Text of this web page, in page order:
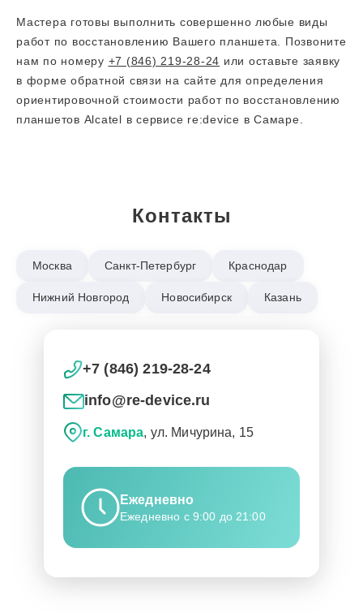
Мастера готовы выполнить совершенно любые виды
работ по восстановлению Вашего планшета. Позвоните
нам по номеру +7 (846) 219-28-24 или оставьте заявку
в форме обратной связи на сайте для определения
ориентировочной стоимости работ по восстановлению
планшетов Alcatel в сервисе re:device в Самаре.
Контакты
Москва Санкт-Петербург Краснодар
Нижний Новгород Новосибирск Казань
+7 (846) 219-28-24
info@re-device.ru
г. Самара, ул. Мичурина, 15
Ежедневно
Ежедневно с 9:00 до 21:00